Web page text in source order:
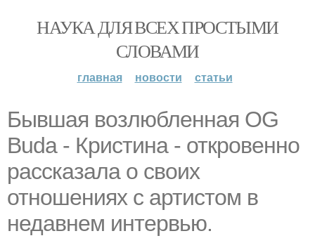
НАУКА ДЛЯ ВСЕХ ПРОСТЫМИ
СЛОВАМИ
главная новости статьи
Бывшая возлюбленная OG
Buda - Кристина - откровенно
рассказала о своих
отношениях с артистом в
недавнем интервью.